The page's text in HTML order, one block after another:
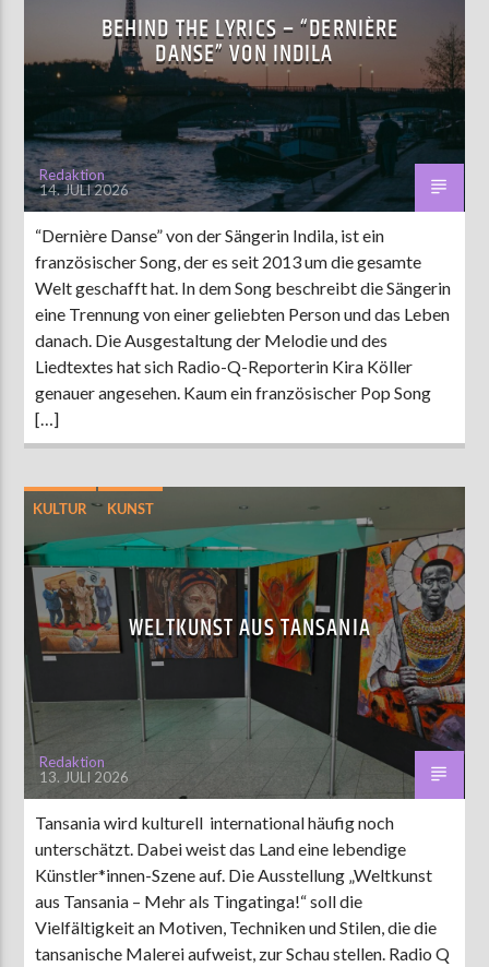
BEHIND THE LYRICS – “DERNIÈRE
DANSE” VON INDILA
Redaktion
14. JULI 2026
“Dernière Danse” von der Sängerin Indila, ist ein
französischer Song, der es seit 2013 um die gesamte
Welt geschafft hat. In dem Song beschreibt die Sängerin
eine Trennung von einer geliebten Person und das Leben
danach. Die Ausgestaltung der Melodie und des
Liedtextes hat sich Radio-Q-Reporterin Kira Köller
genauer angesehen. Kaum ein französischer Pop Song
[…]
KULTUR KUNST
WELTKUNST AUS TANSANIA
Redaktion
13. JULI 2026
Tansania wird kulturell international häufig noch
unterschätzt. Dabei weist das Land eine lebendige
Künstler*innen-Szene auf. Die Ausstellung „Weltkunst
aus Tansania – Mehr als Tingatinga!“ soll die
Vielfältigkeit an Motiven, Techniken und Stilen, die die
tansanische Malerei aufweist, zur Schau stellen. Radio Q